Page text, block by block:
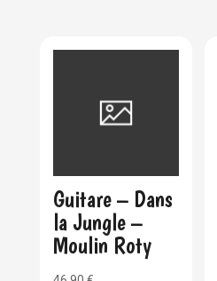
Guitare – Dans
la Jungle –
Moulin Roty